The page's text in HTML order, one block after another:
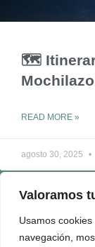
Valoramos
Usamos
navegación,
🗺️
READ MORE »
agosto 30, 2025